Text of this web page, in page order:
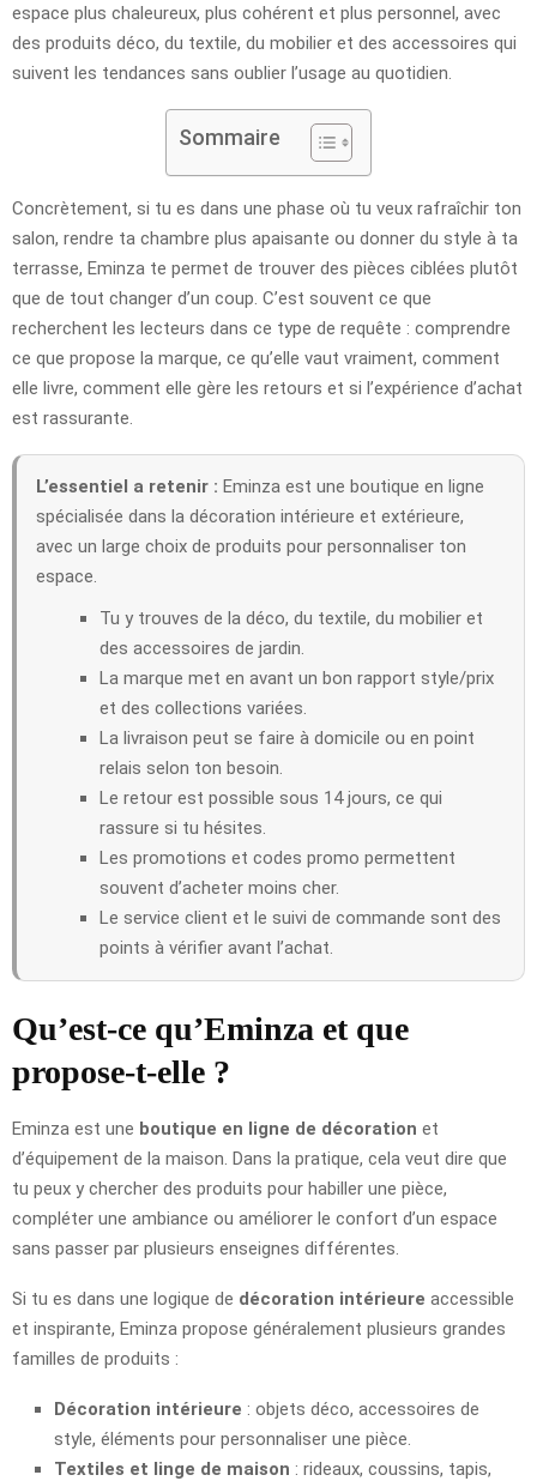
espace plus chaleureux, plus cohérent et plus personnel, avec
des produits déco, du textile, du mobilier et des accessoires qui
suivent les tendances sans oublier l’usage au quotidien.
Sommaire
Concrètement, si tu es dans une phase où tu veux rafraîchir ton
salon, rendre ta chambre plus apaisante ou donner du style à ta
terrasse, Eminza te permet de trouver des pièces ciblées plutôt
que de tout changer d’un coup. C’est souvent ce que
recherchent les lecteurs dans ce type de requête : comprendre
ce que propose la marque, ce qu’elle vaut vraiment, comment
elle livre, comment elle gère les retours et si l’expérience d’achat
est rassurante.
L’essentiel a retenir : Eminza est une boutique en ligne
spécialisée dans la décoration intérieure et extérieure,
avec un large choix de produits pour personnaliser ton
espace.
Tu y trouves de la déco, du textile, du mobilier et
des accessoires de jardin.
La marque met en avant un bon rapport style/prix
et des collections variées.
La livraison peut se faire à domicile ou en point
relais selon ton besoin.
Le retour est possible sous 14 jours, ce qui
rassure si tu hésites.
Les promotions et codes promo permettent
souvent d’acheter moins cher.
Le service client et le suivi de commande sont des
points à vérifier avant l’achat.
Qu’est-ce qu’Eminza et que
propose-t-elle ?
Eminza est une boutique en ligne de décoration et
d’équipement de la maison. Dans la pratique, cela veut dire que
tu peux y chercher des produits pour habiller une pièce,
compléter une ambiance ou améliorer le confort d’un espace
sans passer par plusieurs enseignes différentes.
Si tu es dans une logique de décoration intérieure accessible
et inspirante, Eminza propose généralement plusieurs grandes
familles de produits :
Décoration intérieure : objets déco, accessoires de
style, éléments pour personnaliser une pièce.
Textiles et linge de maison : rideaux, coussins, tapis,